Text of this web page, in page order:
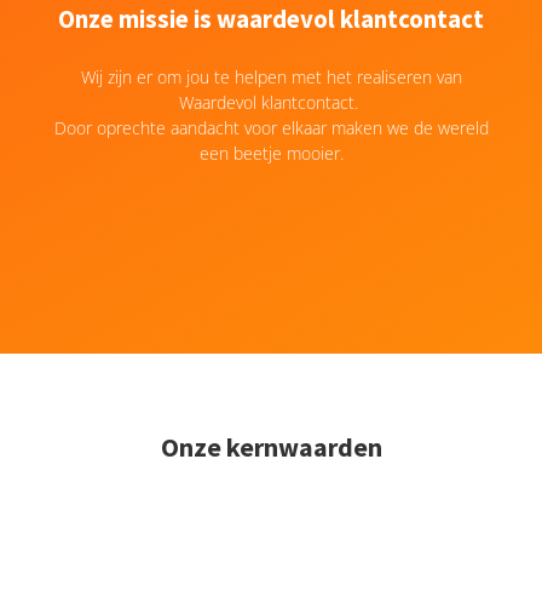
Onze missie is waardevol klantcontact
Wij zijn er om jou te helpen met het realiseren van
Waardevol klantcontact.
Door oprechte aandacht voor elkaar maken we de wereld
een beetje mooier.
Onze kernwaarden